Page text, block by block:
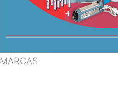
MARCAS